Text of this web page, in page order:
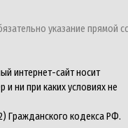
указание прямой
интернет-сайт носит
ни при каких условиях не
Гражданского кодекса РФ.